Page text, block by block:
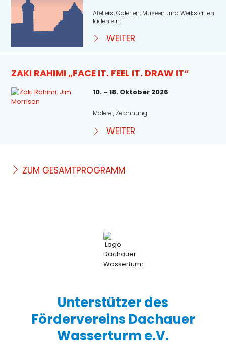
Ateliers, Galerien, Museen und Werkstätten
laden ein...
WEITER
ZAKI RAHIMI „FACE IT. FEEL IT. DRAW IT“
10. – 18. Oktober 2026
Malerei, Zeichnung
WEITER
ZUM GESAMTPROGRAMM
Unterstützer des
Fördervereins Dachauer
Wasserturm e.V.